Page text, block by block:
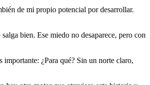
de mi propio potencial por desarrollar.
bien. Ese miedo no desaparece, pero con
¿Para qué? Sin un norte claro,